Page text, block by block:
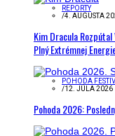
REPORTY
/4. AUGUSTA
Kim Dracula
Plný Extrémnej
POHODA
/12. JÚLA 2026
Pohoda 2026: